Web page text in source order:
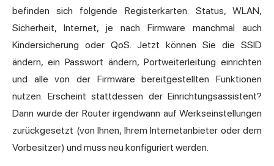
befinden sich folgende Registerkarten: Status, WLAN,
Sicherheit, Internet, je nach Firmware manchmal auch
Kindersicherung oder QoS. Jetzt können Sie die SSID
ändern, ein Passwort ändern, Portweiterleitung einrichten
und alle von der Firmware bereitgestellten Funktionen
nutzen. Erscheint stattdessen der Einrichtungsassistent?
Dann wurde der Router irgendwann auf Werkseinstellungen
zurückgesetzt (von Ihnen, Ihrem Internetanbieter oder dem
Vorbesitzer) und muss neu konfiguriert werden.